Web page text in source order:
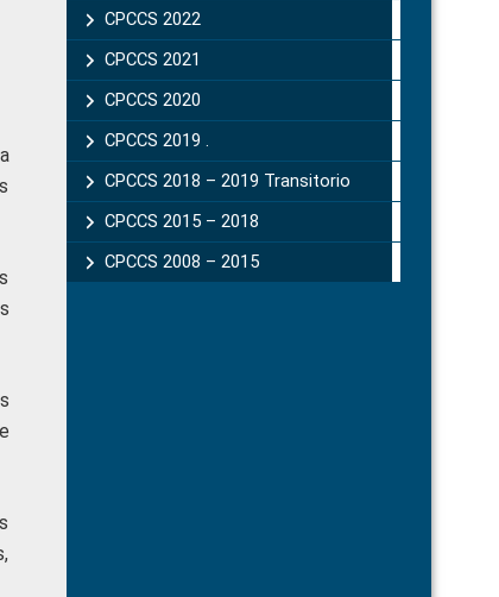
CPCCS 2022
CPCCS 2021
CPCCS 2020
CPCCS 2019 .
CPCCS 2018 – 2019 Transitorio
CPCCS 2015 – 2018
CPCCS 2008 – 2015